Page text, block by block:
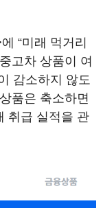
“미래 먹거리
고차 상품이 여
감소하지 않도
품은 축소하면
취급 실적을 관